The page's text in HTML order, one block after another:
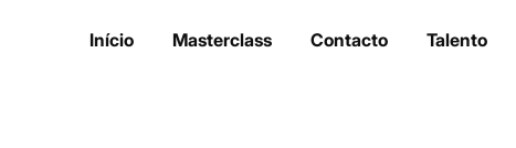
Início Masterclass Contacto Talento